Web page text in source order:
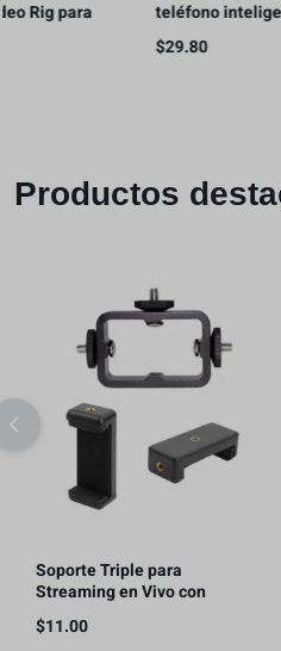
teléfono inteligente Cage
Phone Video Rig Ligero con
1/4 hilos – 2772
Productos
Soporte Triple para
Streaming en Vivo con
Teléfonos Móviles, con 2 clips
para teléfono
$11.00